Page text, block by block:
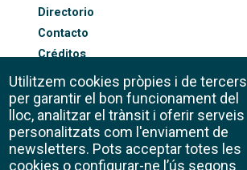
Directorio
Contacto
Créditos
Política de cookies
Aviso legal
©CRAI Universitat de Barcelona
Utilitzem cookies pròpies i de tercers
per garantir el bon funcionament del
lloc, analitzar el trànsit i oferir serveis
personalitzats com l'enviament de
newsletters. Pots acceptar totes les
cookies o configurar-ne l’ús segons